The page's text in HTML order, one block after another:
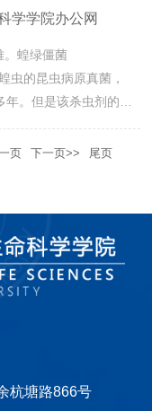
学学院办公网
。蝗绿僵菌
虫的昆虫病原真菌，
。但是该杀虫剂的效
感染蝗虫的能力，其
通道阻遏子的菌株提
虫时间缩短了40%，
页 下一页>>
尾页
杭塘路866号